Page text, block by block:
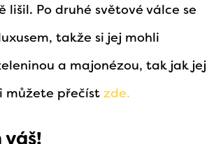
Po druhé světové válce se
takže si jej mohli
a majonézou, tak jak jej
můžete přečíst zde.